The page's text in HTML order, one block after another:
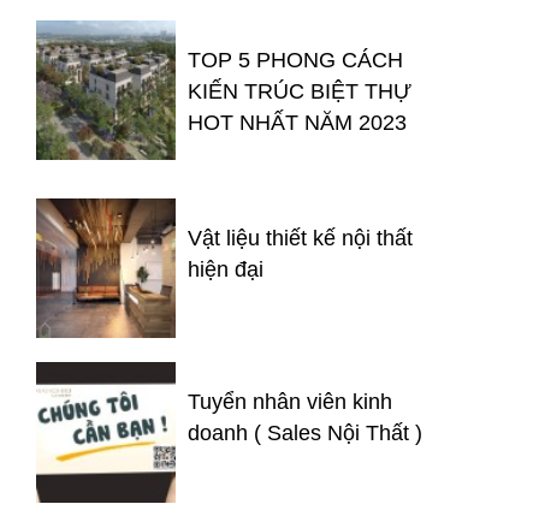
TOP 5 PHONG CÁCH
KIẾN TRÚC BIỆT THỰ
HOT NHẤT NĂM 2023
Vật liệu thiết kế nội thất
hiện đại
Tuyển nhân viên kinh
doanh ( Sales Nội Thất )